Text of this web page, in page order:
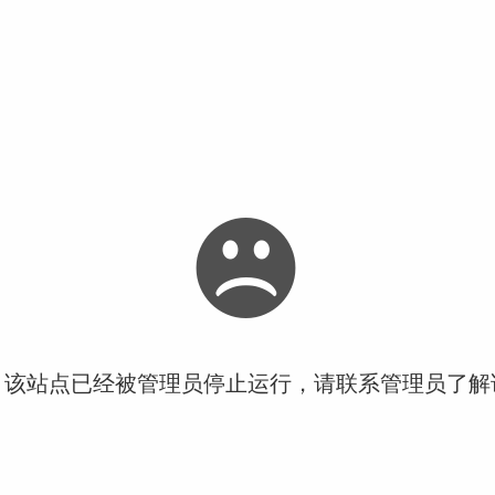
站点已经被管理员停止运行，请联系管理员了